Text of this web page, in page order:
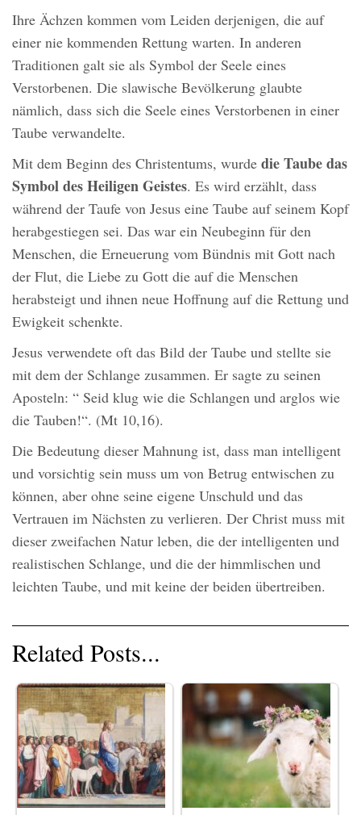
Ihre Ächzen kommen vom Leiden derjenigen, die auf
einer nie kommenden Rettung warten. In anderen
Traditionen galt sie als Symbol der Seele eines
Verstorbenen. Die slawische Bevölkerung glaubte
nämlich, dass sich die Seele eines Verstorbenen in einer
Taube verwandelte.
Mit dem Beginn des Christentums, wurde die Taube das
Symbol des Heiligen Geistes. Es wird erzählt, dass
während der Taufe von Jesus eine Taube auf seinem Kopf
herabgestiegen sei. Das war ein Neubeginn für den
Menschen, die Erneuerung vom Bündnis mit Gott nach
der Flut, die Liebe zu Gott die auf die Menschen
herabsteigt und ihnen neue Hoffnung auf die Rettung und
Ewigkeit schenkte.
Jesus verwendete oft das Bild der Taube und stellte sie
mit dem der Schlange zusammen. Er sagte zu seinen
Aposteln: “ Seid klug wie die Schlangen und arglos wie
die Tauben!“. (Mt 10,16).
Die Bedeutung dieser Mahnung ist, dass man intelligent
und vorsichtig sein muss um von Betrug entwischen zu
können, aber ohne seine eigene Unschuld und das
Vertrauen im Nächsten zu verlieren. Der Christ muss mit
dieser zweifachen Natur leben, die der intelligenten und
realistischen Schlange, und die der himmlischen und
leichten Taube, und mit keine der beiden übertreiben.
Related Posts...